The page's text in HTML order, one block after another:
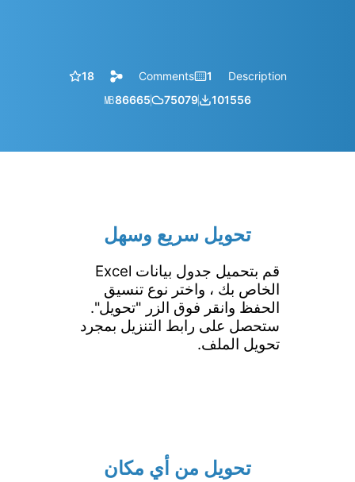
Description
1
Comments
18
101556
75079
86665
㎆︎
تحويل سريع وسهل
قم بتحميل جدول بيانات Excel
الخاص بك ، واختر نوع تنسيق
الحفظ وانقر فوق الزر "تحويل".
ستحصل على رابط التنزيل بمجرد
تحويل الملف.
تحويل من أي مكان